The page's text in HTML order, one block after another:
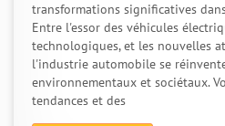
transformations significatives
Entre l'essor des véhicules
technologiques, et les nouvelles
l'industrie automobile se
environnementaux et sociétaux.
tendances et des